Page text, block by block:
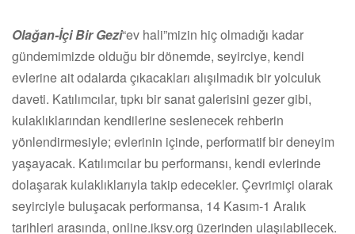
Olağan-İçi Bir Gezi“ev hali”mizin hiç olmadığı kadar
gündemimizde olduğu bir dönemde, seyirciye, kendi
evlerine ait odalarda çıkacakları alışılmadık bir yolculuk
daveti. Katılımcılar, tıpkı bir sanat galerisini gezer gibi,
kulaklıklarından kendilerine seslenecek rehberin
yönlendirmesiyle; evlerinin içinde, performatif bir deneyim
yaşayacak. Katılımcılar bu performansı, kendi evlerinde
dolaşarak kulaklıklarıyla takip edecekler. Çevrimiçi olarak
seyirciyle buluşacak performansa, 14 Kasım-1 Aralık
tarihleri arasında, online.iksv.org üzerinden ulaşılabilecek.